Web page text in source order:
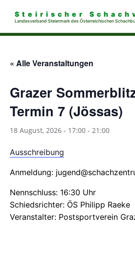
Steirischer
Landesverband Steiermark des Österreichischen
« Alle Veranstaltungen
Grazer
Termin 7 (Jössas)
18 August, 2026 - 17:00 - 21:00
Ausschreibung
Anmeldung:
Nennschluss: 16:30 Uhr
Schiedsrichter: ÖS Philipp Raeke
Veranstalter: Postsportverein